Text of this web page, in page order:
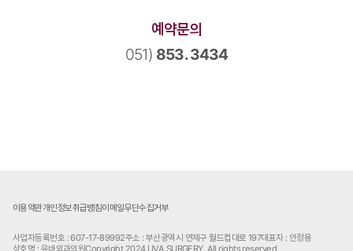
예약문의
051) 853. 3434
이용약관개인정보취급방침이메일무단수집거부
사업자등록번호 : 607-17-89992주소 : 부산광역시 연제구 월드컵대로 197대표자 : 안정용
상호명 : 유바외과의원Copyright 2024 UVA SURGERY. All rights reserved